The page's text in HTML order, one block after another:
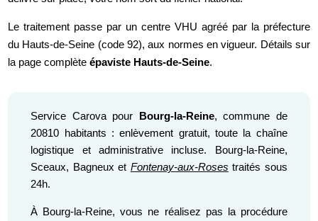
Le traitement passe par un centre VHU agréé par la préfecture
du Hauts-de-Seine (code 92), aux normes en vigueur. Détails sur
la page complèteépaviste Hauts-de-Seine.
Service Carova pour Bourg-la-Reine, commune de
20810 habitants : enlèvement gratuit, toute la chaîne
logistique et administrative incluse. Bourg-la-Reine,
Sceaux, Bagneux et Fontenay-aux-Roses traités sous
24h.
À Bourg-la-Reine, vous ne réalisez pas la procédure